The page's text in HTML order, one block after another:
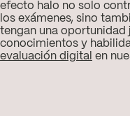
efecto halo no solo
los exámenes, sino
tengan una oportunidad
conocimientos y
evaluación digital en